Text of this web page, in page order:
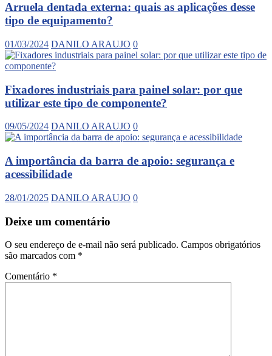
Arruela dentada externa: quais as aplicações desse
tipo de equipamento?
01/03/2024 DANILO ARAUJO 0
Fixadores industriais para painel solar: por que
utilizar este tipo de componente?
09/05/2024 DANILO ARAUJO 0
A importância da barra de apoio: segurança e
acessibilidade
28/01/2025 DANILO ARAUJO 0
Deixe um comentário
O seu endereço de e-mail não será publicado. Campos obrigatórios
são marcados com *
Comentário *